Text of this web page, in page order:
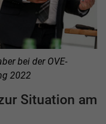
bei der OVE-
2022
Situation am